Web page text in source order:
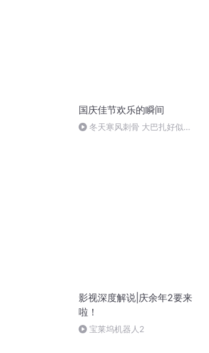
国庆佳节欢乐的瞬间
冬天寒风刺骨 大巴扎好似温
影视深度解说|庆余年2要来
啦！
宝莱坞机器人2